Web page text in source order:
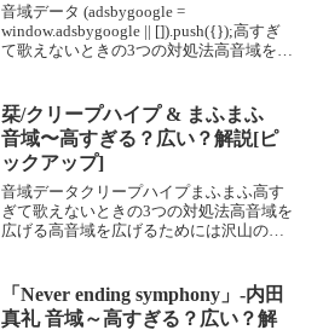
音域データ (adsbygoogle =
window.adsbygoogle || []).push({});高すぎ
て歌えないときの3つの対処法高音域を広
ルに通うこと...
栞/クリープハイプ & まふまふ
音域〜高すぎる？広い？解説[ピ
ックアップ]
音域データクリープハイプまふまふ高す
ぎて歌えないときの3つの対処法高音域を
広げる高音域を広げるためには沢山のト
いて歌う実は高音は上を向くよりも下を
向いて歌った方が出や...
「Never ending symphony」-内田
真礼 音域～高すぎる？広い？解